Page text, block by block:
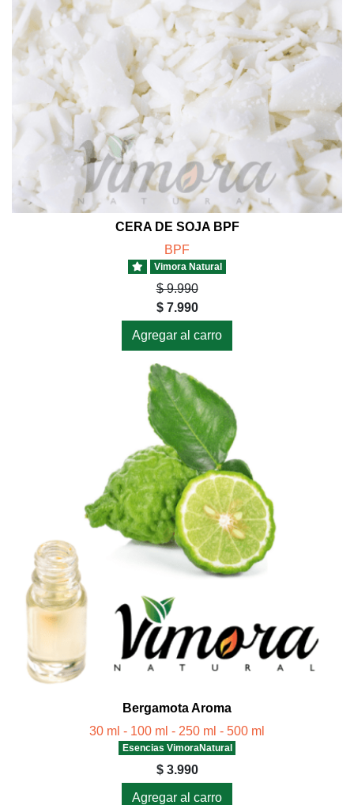
CERA DE SOJA BPF
BPF
Vimora Natural
$ 9.990
$ 7.990
Agregar al carro
Bergamota Aroma
30 ml - 100 ml - 250 ml - 500 ml
Esencias VimoraNatural
$ 3.990
Agregar al carro